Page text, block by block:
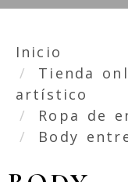
Inicio
Tienda
artístico
Ropa de
Body